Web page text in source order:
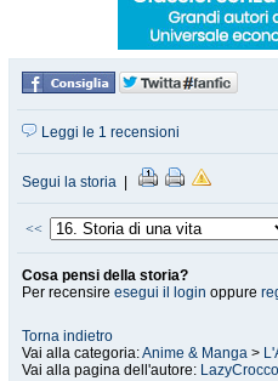
Leggi le 1 recensioni
Segui la storia
<<
Cosa pensi della storia?
Per recensire esegui il login oppure
Torna indietro
Vai alla categoria:Anime & Manga >
Vai alla pagina dell'autore: